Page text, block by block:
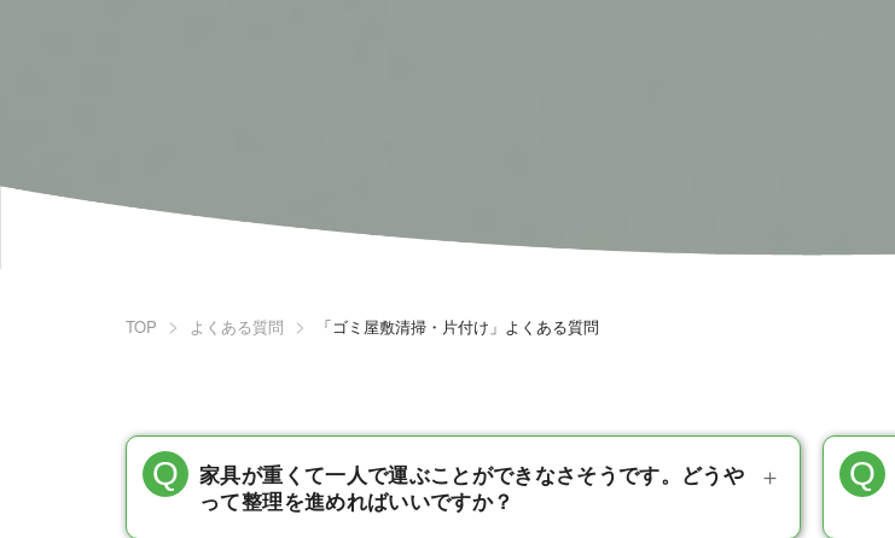
TOP よくある質問 「ゴミ屋敷清掃・片付け」よくある質問
家具が重くて一人で運ぶことができなさそうです。どうや
って整理を進めればいいですか？